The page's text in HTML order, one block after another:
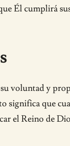
Él cumplirá
voluntad y
significa que
el Reino de